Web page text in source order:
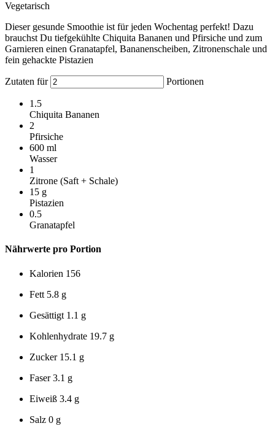
Vegetarisch
Dieser gesunde Smoothie ist für jeden Wochentag perfekt! Dazu
brauchst Du tiefgekühlte Chiquita Bananen und Pfirsiche und zum
Garnieren einen Granatapfel, Bananenscheiben, Zitronenschale und
fein gehackte Pistazien
Zutaten für Portionen
1.5
Chiquita Bananen
2
Pfirsiche
600 ml
Wasser
1
Zitrone (Saft + Schale)
15 g
Pistazien
0.5
Granatapfel
Nährwerte pro Portion
Kalorien 156
Fett 5.8 g
Gesättigt 1.1 g
Kohlenhydrate 19.7 g
Zucker 15.1 g
Faser3.1 g
Eiweiß 3.4 g
Salz 0 g